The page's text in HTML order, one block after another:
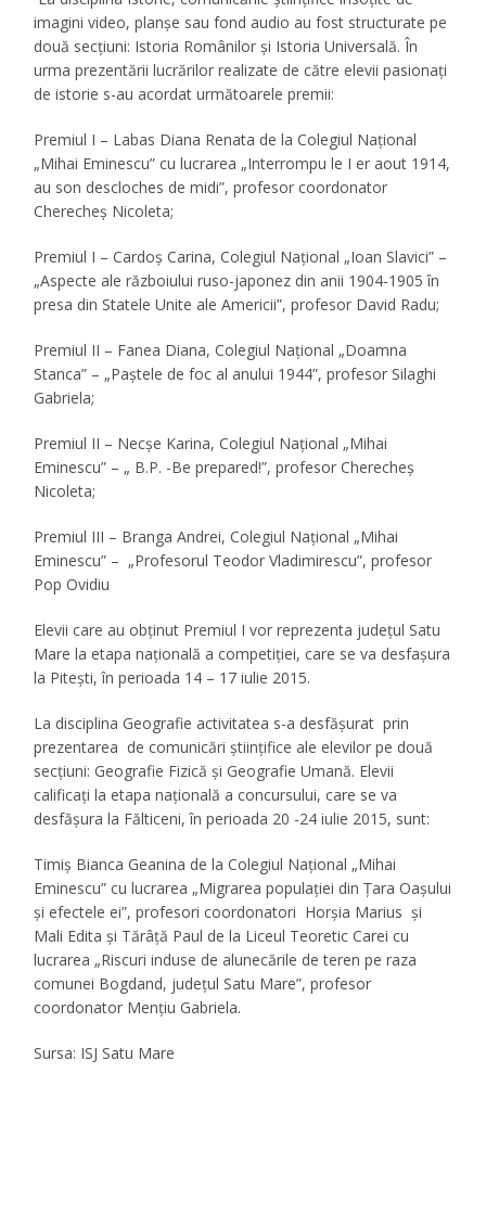
imagini video, planşe sau fond audio au fost structurate pe
două secţiuni: Istoria Românilor şi Istoria Universală. În
urma prezentării lucrărilor realizate de către elevii pasionaţi
de istorie s-au acordat următoarele premii:
Premiul I – Labas Diana Renata de la Colegiul Naţional
„Mihai Eminescu” cu lucrarea „Interrompu le I er aout 1914,
au son descloches de midi”, profesor coordonator
Cherecheş Nicoleta;
Premiul I – Cardoş Carina, Colegiul Naţional „Ioan Slavici” –
„Aspecte ale războiului ruso-japonez din anii 1904-1905 în
presa din Statele Unite ale Americii”, profesor David Radu;
Premiul II – Fanea Diana, Colegiul Naţional „Doamna
Stanca” – „Paştele de foc al anului 1944”, profesor Silaghi
Gabriela;
Premiul II – Necşe Karina, Colegiul Naţional „Mihai
Eminescu” – „ B.P. -Be prepared!”, profesor Cherecheş
Nicoleta;
Premiul III – Branga Andrei, Colegiul Naţional „Mihai
Eminescu” – „Profesorul Teodor Vladimirescu”, profesor
Pop Ovidiu
Elevii care au obţinut Premiul I vor reprezenta judeţul Satu
Mare la etapa naţională a competiţiei, care se va desfaşura
la Piteşti, în perioada 14 – 17 iulie 2015.
La disciplina Geografie activitatea s-a desfășurat prin
prezentarea de comunicări ştiinţifice ale elevilor pe două
secţiuni: Geografie Fizică şi Geografie Umană. Elevii
calificaţi la etapa naţională a concursului, care se va
desfăşura la Fălticeni, în perioada 20 -24 iulie 2015, sunt:
Timiş Bianca Geanina de la Colegiul Naţional „Mihai
Eminescu” cu lucrarea „Migrarea populaţiei din Ţara Oaşului
şi efectele ei”, profesori coordonatori Horşia Marius şi
Mali Edita și Tărâţă Paul de la Liceul Teoretic Carei cu
lucrarea „Riscuri induse de alunecările de teren pe raza
comunei Bogdand, judeţul Satu Mare”, profesor
coordonator Menţiu Gabriela.
Sursa: ISJ Satu Mare